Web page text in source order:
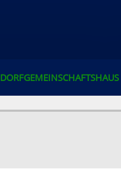
DORFGEMEINSCHAFTSHAUS